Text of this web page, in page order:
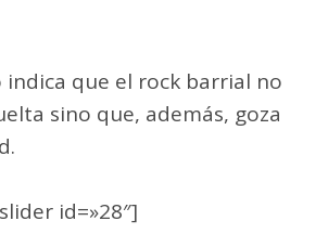
indica que el rock barrial no
sino que, además, goza
id=»28″]